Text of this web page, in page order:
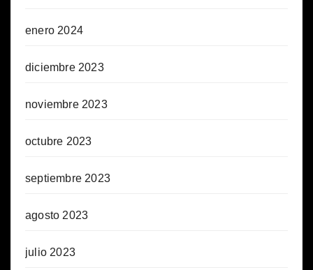
enero 2024
diciembre 2023
noviembre 2023
octubre 2023
septiembre 2023
agosto 2023
julio 2023